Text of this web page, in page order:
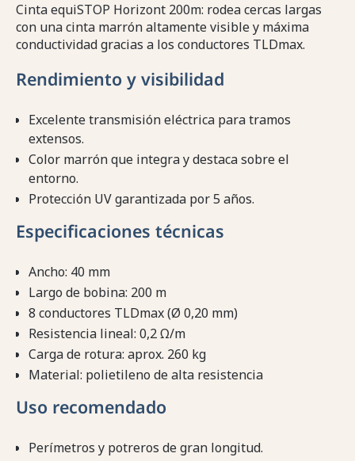
Cinta equiSTOP Horizont 200m: rodea cercas largas
con una cinta marrón altamente visible y máxima
conductividad gracias a los conductores TLDmax.
Rendimiento y visibilidad
Excelente transmisión eléctrica para tramos
extensos.
Color marrón que integra y destaca sobre el
entorno.
Protección UV garantizada por 5 años.
Especificaciones técnicas
Ancho: 40 mm
Largo de bobina: 200 m
8 conductores TLDmax (Ø 0,20 mm)
Resistencia lineal: 0,2 Ω/m
Carga de rotura: aprox. 260 kg
Material: polietileno de alta resistencia
Uso recomendado
Perímetros y potreros de gran longitud.